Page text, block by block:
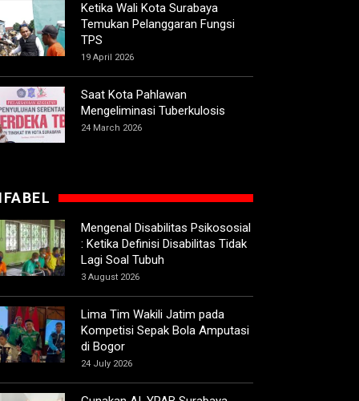
Ketika Wali Kota Surabaya
Temukan Pelanggaran Fungsi
TPS
19 April 2026
Saat Kota Pahlawan
Mengeliminasi Tuberkulosis
24 March 2026
Mengenal Disabilitas Psikososial
: Ketika Definisi Disabilitas Tidak
Lagi Soal Tubuh
3 August 2026
Lima Tim Wakili Jatim pada
Kompetisi Sepak Bola Amputasi
di Bogor
24 July 2026